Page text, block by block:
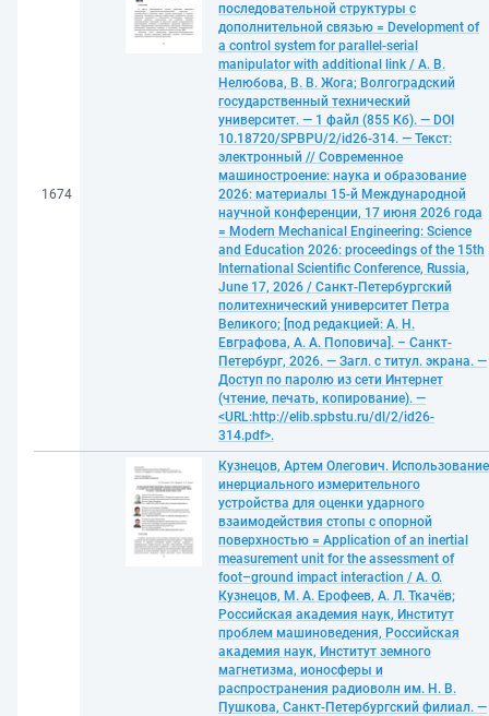
1674
последовательной структуры с
дополнительной связью = Development of
a control system for parallel-serial
manipulator with additional link / А. В.
Нелюбова, В. В. Жога; Волгоградский
государственный технический
университет. — 1 файл (855 Кб). — DOI
10.18720/SPBPU/2/id26-314. — Текст:
электронный // Современное
машиностроение: наука и образование
2026: материалы 15-й Международной
научной конференции, 17 июня 2026 года
= Modern Mechanical Engineering: Science
and Education 2026: proceedings of the 15th
International Scientific Conference, Russia,
June 17, 2026 / Санкт-Петербургский
политехнический университет Петра
Великого; [под редакцией: А. Н.
Евграфова, А. А. Поповича]. – Санкт-
Петербург, 2026. — Загл. с титул. экрана. —
Доступ по паролю из сети Интернет
(чтение, печать, копирование). —
<URL:http://elib.spbstu.ru/dl/2/id26-
314.pdf>.
Кузнецов, Артем Олегович. Использование
инерциального измерительного
устройства для оценки ударного
взаимодействия стопы с опорной
поверхностью = Application of an inertial
measurement unit for the assessment of
foot–ground impact interaction / А. О.
Кузнецов, М. А. Ерофеев, А. Л. Ткачёв;
Российская академия наук, Институт
проблем машиноведения, Российская
академия наук, Институт земного
магнетизма, ионосферы и
распространения радиоволн им. Н. В.
Пушкова, Санкт-Петербургский филиал. —